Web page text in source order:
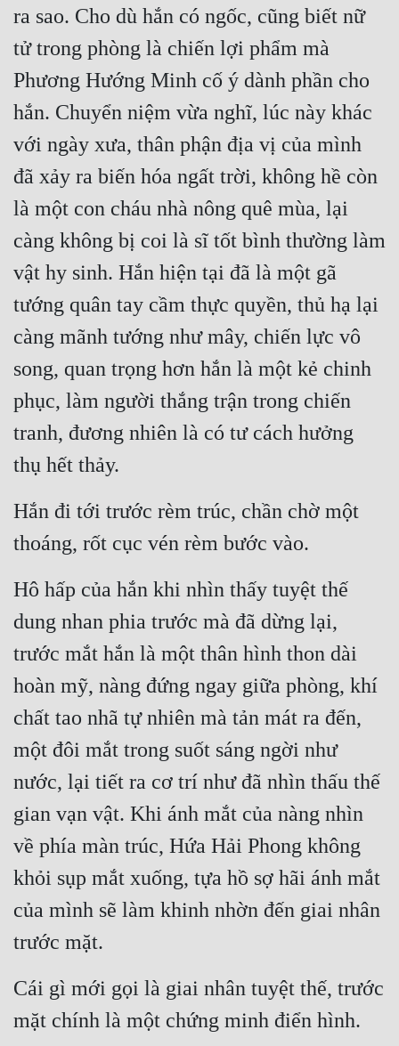
Đẹp Hiệp
Tính Cách Nhân Vật :
Cơ Trí
Sát Phạt Quyết Đoán
Điềm Đạm
ra sao. Cho dù hắn có ngốc, cũng biết nữ
tử trong phòng là chiến lợi phẩm mà
Phương Hướng Minh cố ý dành phần cho
hắn. Chuyển niệm vừa nghĩ, lúc này khác
với ngày xưa, thân phận địa vị của mình
đã xảy ra biến hóa ngất trời, không hề còn
là một con cháu nhà nông quê mùa, lại
càng không bị coi là sĩ tốt bình thường làm
vật hy sinh. Hắn hiện tại đã là một gã
tướng quân tay cầm thực quyền, thủ hạ lại
càng mãnh tướng như mây, chiến lực vô
song, quan trọng hơn hắn là một kẻ chinh
phục, làm người thắng trận trong chiến
tranh, đương nhiên là có tư cách hưởng
thụ hết thảy.
Hắn đi tới trước rèm trúc, chần chờ một
thoáng, rốt cục vén rèm bước vào.
Hô hấp của hắn khi nhìn thấy tuyệt thế
dung nhan phia trước mà đã dừng lại,
trước mắt hắn là một thân hình thon dài
hoàn mỹ, nàng đứng ngay giữa phòng, khí
chất tao nhã tự nhiên mà tản mát ra đến,
một đôi mắt trong suốt sáng ngời như
nước, lại tiết ra cơ trí như đã nhìn thấu thế
gian vạn vật. Khi ánh mắt của nàng nhìn
về phía màn trúc, Hứa Hải Phong không
khỏi sụp mắt xuống, tựa hồ sợ hãi ánh mắt
của mình sẽ làm khinh nhờn đến giai nhân
trước mặt.
Cái gì mới gọi là giai nhân tuyệt thế, trước
mặt chính là một chứng minh điển hình.